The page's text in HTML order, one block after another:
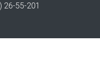
26-55-201